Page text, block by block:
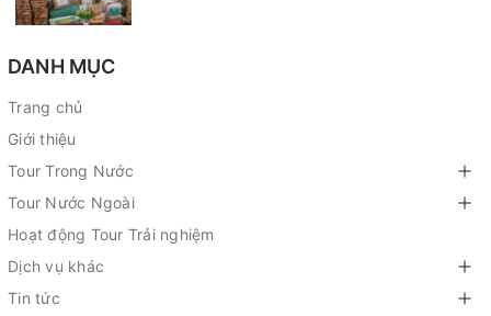
DANH MỤC
Trang chủ
Giới thiệu
Tour Trong Nước
Tour Nước Ngoài
Hoạt động Tour Trải nghiệm
Dịch vụ khác
Tin tức